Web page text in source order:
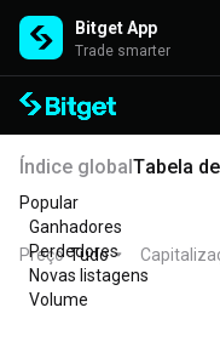
Bitget App
Trade smarter
Índice globalTabela
Popular
Ganhadores
Perdedores
Novas listagens
Volume
Preço Tudo